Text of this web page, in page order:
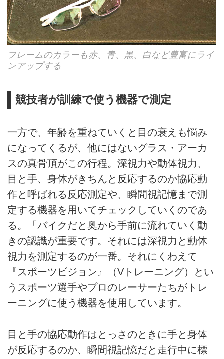
フレームのカラーも赤、青、黒、白など豊富にライ
ンアップする
競技者が訓練で使う機器で測定
一方で、年齢を重ねていくと目の衰えも悩み
になってくるが、他にはないグラス・アーカ
スの真骨頂がこの行程。深視力や動体視力、
目と手、身体がきちんと反応するのか協応動
作と呼ばれる反応測定や、瞬間視記憶まで測
定する機器を用いてチェックしていくのであ
る。「バイクだと奥から手前に流れていく動
きの認識が重要です。それには深視力と動体
視力を測定するのが一番。それにくわえて
『スポーツビジョン』（Vトレーニング）とい
うスポーツ選手やプロのレーサーたちがトレ
ーニングに使う機器を使用しています。
目と手の協応動作はとっさのときに手と身体
が反応するのか、瞬間視記憶だと走行中に標